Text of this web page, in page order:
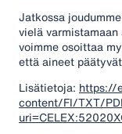
Jatkossa
vielä
voimme osoittaa
että aineet
Lisätietoja: https://
content/FI/TXT/